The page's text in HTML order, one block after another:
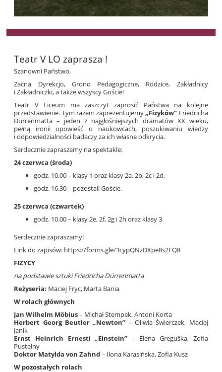
Teatr V LO zaprasza !
Szanowni Państwo,
Zacna Dyrekcjo, Grono Pedagogiczne, Rodzice, Zakładnicy
i Zakładniczki, a także wszyscy Goście!
Teatr V Liceum ma zaszczyt zaprosić Państwa na kolejne
przedstawienie. Tym razem zaprezentujemy„Fizyków” Friedricha
Dürrenmatta – jeden z najgłośniejszych dramatów XX wieku,
pełną ironii opowieść o naukowcach, poszukiwaniu wiedzy
i odpowiedzialności badaczy za ich własne odkrycia.
Serdecznie zapraszamy na spektakle:
24 czerwca (środa)
godz. 10.00 – klasy 1 oraz klasy 2a, 2b, 2c i 2d,
godz. 16.30 – pozostali Goście.
25 czerwca (czwartek)
godz. 10.00 – klasy 2e, 2f, 2g i 2h oraz klasy 3.
Serdecznie zapraszamy!
Link do zapisów: https://forms.gle/3cypQNzDXpe8s2FQ8
FIZYCY
na podstawie sztuki Friedricha Dürrenmatta
Reżyseria: Maciej Fryc, Marta Bania
W rolach głównych
Jan Wilhelm Möbius– Michał Stempek, Antoni Korta
Herbert Georg Beutler „Newton”– Oliwia Świerczek, Maciej
Janik
Ernst Heinrich Ernesti „Einstein” – Elena Greguška, Zofia
Pustelny
Doktor Matylda von Zahnd– Ilona Karasińska, Zofia Kusz
W pozostałych rolach